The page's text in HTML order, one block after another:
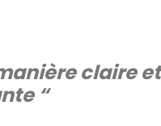
claire et
“